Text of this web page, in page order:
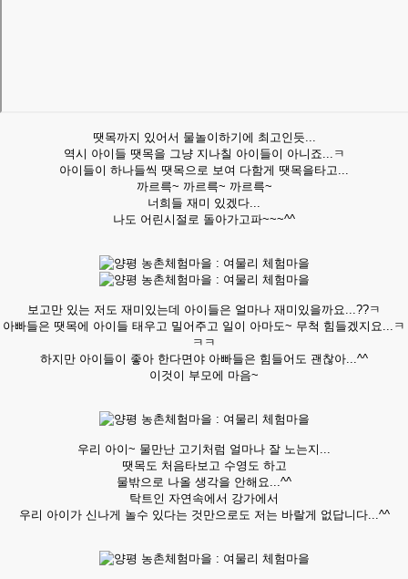
땟목까지 있어서 물놀이하기에 최고인듯...
역시 아이들 땟목을 그냥 지나칠 아이들이 아니죠...ㅋ
아이들이 하나들씩 땟목으로 보여 다함게 땟목을타고...
까르륵~ 까르륵~ 까르륵~
너희들 재미 있겠다...
나도 어린시절로 돌아가고파~~~^^
보고만 있는 저도 재미있는데 아이들은 얼마나 재미있을까요...??ㅋ
아빠들은 땟목에 아이들 태우고 밀어주고 일이 아마도~ 무척 힘들겠지요...ㅋ
ㅋㅋ
하지만 아이들이 좋아 한다면야 아빠들은 힘들어도 괜찮아...^^
이것이 부모에 마음~
우리 아이~ 물만난 고기처럼 얼마나 잘 노는지...
땟목도 처음타보고 수영도 하고
물밖으로 나올 생각을 안해요...^^
탁트인 자연속에서 강가에서
우리 아이가 신나게 놀수 있다는 것만으로도 저는 바랄게 없답니다...^^